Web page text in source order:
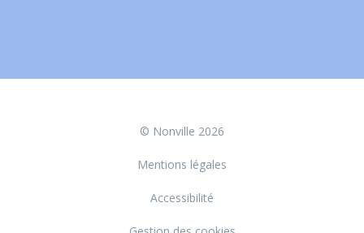
© Nonville 2026
Mentions légales
Accessibilité